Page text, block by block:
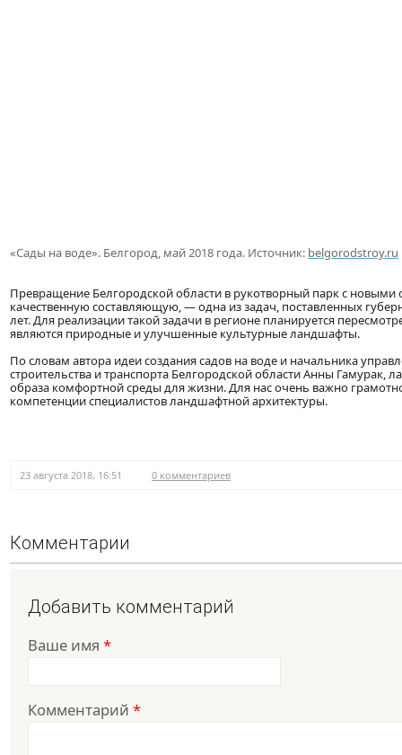
«Сады на воде». Белгород, май 2018 года. Источник: belgorodstroy.ru
Превращение Белгородской области в рукотворный парк с новыми
качественную составляющую, — одна из задач, поставленных
лет. Для реализации такой задачи в регионе планируется
являются природные и улучшенные культурные ландшафты.
По словам автора идеи создания садов на воде и начальника
строительства и транспорта Белгородской области Анны
образа комфортной среды для жизни. Для нас очень важно
компетенции специалистов ландшафтной архитектуры.
23 августа 2018, 16:51 0 комментариев
Комментарии
Добавить комментарий
Ваше имя *
Комментарий *